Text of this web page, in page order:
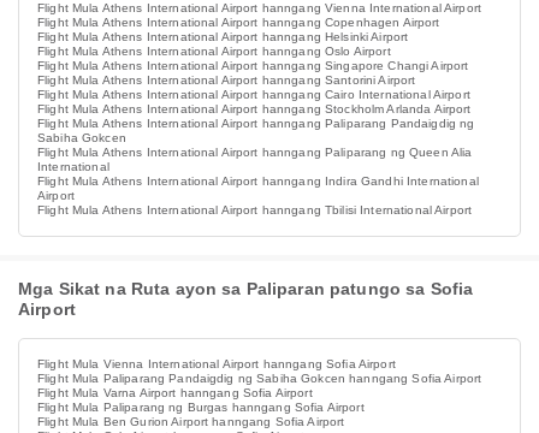
Flight Mula Athens International Airport hanngang Vienna International Airport
Flight Mula Athens International Airport hanngang Copenhagen Airport
Flight Mula Athens International Airport hanngang Helsinki Airport
Flight Mula Athens International Airport hanngang Oslo Airport
Flight Mula Athens International Airport hanngang Singapore Changi Airport
Flight Mula Athens International Airport hanngang Santorini Airport
Flight Mula Athens International Airport hanngang Cairo International Airport
Flight Mula Athens International Airport hanngang Stockholm Arlanda Airport
Flight Mula Athens International Airport hanngang Paliparang Pandaigdig ng
Sabiha Gokcen
Flight Mula Athens International Airport hanngang Paliparang ng Queen Alia
International
Flight Mula Athens International Airport hanngang Indira Gandhi International
Airport
Flight Mula Athens International Airport hanngang Tbilisi International Airport
Mga Sikat na Ruta ayon sa Paliparan patungo sa Sofia
Airport
Flight Mula Vienna International Airport hanngang Sofia Airport
Flight Mula Paliparang Pandaigdig ng Sabiha Gokcen hanngang Sofia Airport
Flight Mula Varna Airport hanngang Sofia Airport
Flight Mula Paliparang ng Burgas hanngang Sofia Airport
Flight Mula Ben Gurion Airport hanngang Sofia Airport